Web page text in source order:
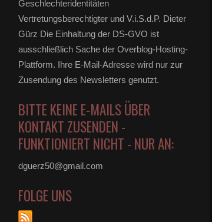
Geschlechteridentitäten
Vertretungsberechtigter und V.i.S.d.P. Dieter
Gürz Die Einhaltung der DS-GVO ist
ausschließlich Sache der Overblog-Hosting-
Plattform. Ihre E-Mail-Adresse wird nur zur
Zusendung des Newsletters genutzt.
BITTE KEINE E-MAILS ÜBER
KONTAKT ZUSENDEN -
FUNKTIONIERT NICHT - NUR AN:
dguerz50@gmail.com
FOLGE UNS